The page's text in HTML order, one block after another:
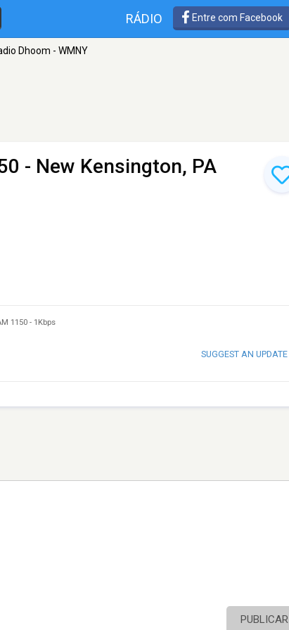
RÁDIO Entre com Facebook
Dhoom - WMNY
- New Kensington, PA
1150 - 1Kbps
SUGGEST AN UPDATE
PUBLICAR